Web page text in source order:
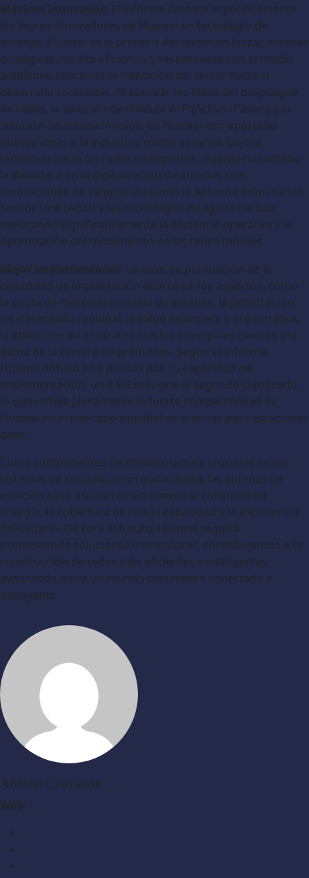
Máximo innovador: El informe destaca específicamente
los logros innovadores de Huawei en tecnología de
antenas. Huawei es el primero del sector en lanzar antenas
ecológicas, de alta eficiencia y respetuosas con el medio
ambiente, liderando la transición del sector hacia el
desarrollo sostenible. Al abordar los retos del despliegue
de redes, la solución de módulo A+P (Activo+Pasivo) y la
solución de antena invisible de Huawei han aportado
nuevas ideas a la industria; mientras tanto, bajo la
tendencia hacia las redes inteligentes, Huawei ha tomado
la delantera en la digitalización de antenas con
innovaciones de vanguardia como la Antenna Information
Sensor Unit (AISU) y las tecnologías de ajuste del haz,
mejorando significativamente la eficiencia operativa y la
optimización del rendimiento de las redes móviles.
Mejor implementador: La base de puntuación de la
capacidad de implantación abarca varios aspectos, como
la cuota de mercado mundial de antenas, la penetración
en el mercado regional, la salud financiera y organizativa,
la obtención de contratos con los principales clientes y la
gama de la cartera de productos. Según el informe,
Huawei obtuvo 87,8 puntos por su capacidad de
implementación, un 8,5% más que el segundo clasificado,
lo que refleja plenamente la fuerte competitividad de
Huawei en el mercado mundial de antenas para estaciones
base.
Como componentes de infraestructura cruciales en los
sistemas de comunicación inalámbrica, las antenas de
estación base afectan directamente al consumo de
energía, la cobertura de red, la capacidad y la experiencia
del usuario. De cara al futuro, Huawei seguirá
promoviendo soluciones innovadoras, contribuyendo a la
construcción de redes más eficientes e inteligentes,
avanzando hacia un mundo totalmente conectado e
inteligente.
Alisson Chavarria
Web: